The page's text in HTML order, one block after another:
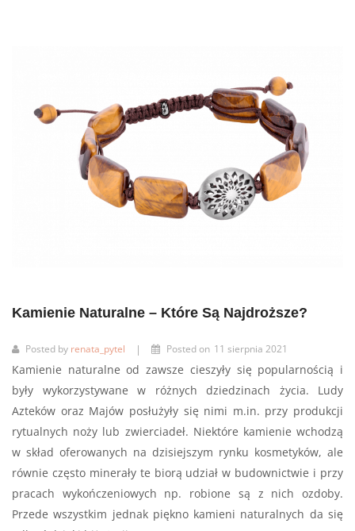
Kamienie Naturalne – Które Są Najdroższe?
Posted by renata_pytel | Posted on 11 sierpnia 2021
Kamienie naturalne od zawsze cieszyły się popularnością i
były wykorzystywane w różnych dziedzinach życia. Ludy
Azteków oraz Majów posłużyły się nimi m.in. przy produkcji
rytualnych noży lub zwierciadeł. Niektóre kamienie wchodzą
w skład oferowanych na dzisiejszym rynku kosmetyków, ale
równie często minerały te biorą udział w budownictwie i przy
pracach wykończeniowych np. robione są z nich ozdoby.
Przede wszystkim jednak piękno kamieni naturalnych da się